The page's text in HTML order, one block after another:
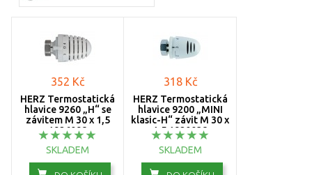
800
1100
1200
352 Kč
HERZ Termostatická
hlavice 9260 „H“ se
závitem M 30 x 1,5
1926098
SKLADEM
318 Kč
HERZ Termostatická
hlavice 9200 „MINI
klasic-H“ závit M 30 x
1,5 1920038
SKLADEM